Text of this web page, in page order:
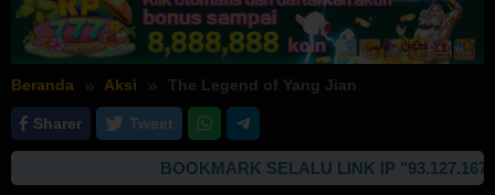
Beranda Aksi The Legend of Yang Jian
Sharer Tweet
BOOKMARK SELALU LINK IP "93.127.167.99"